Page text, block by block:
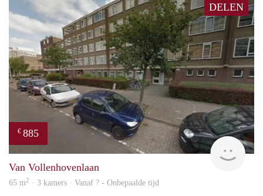
DELEN
€ 885
Van Vollenhovenlaan
65 m2 · 3 kamers · Vanaf ? - Onbepaalde tijd